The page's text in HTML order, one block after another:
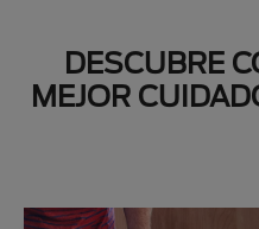
DESCUBRE
MEJOR